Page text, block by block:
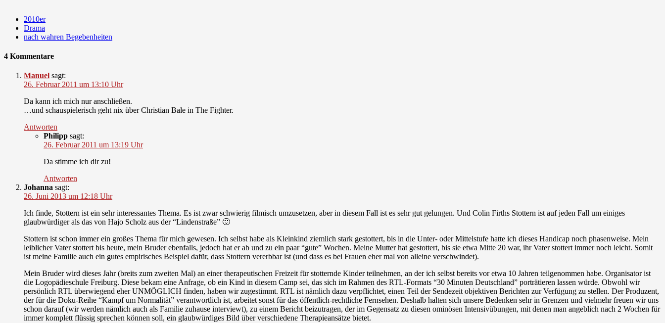
2010er
Drama
nach wahren Begebenheiten
4 Kommentare
Manuel sagt:
26. Februar 2011 um 13:10 Uhr
Da kann ich mich nur anschließen.
…und schauspielerisch geht nix über Christian Bale in The Fighter.
Antworten
Philipp sagt:
26. Februar 2011 um 13:19 Uhr
Da stimme ich dir zu!
Antworten
Johanna sagt:
26. Juni 2013 um 12:18 Uhr
Ich finde, Stottern ist ein sehr interessantes Thema. Es ist zwar schwierig filmisch umzusetzen, aber in diesem Fall ist es sehr gut gelungen. Und Colin Firths Stottern ist auf jeden Fall um einiges
glaubwürdiger als das von Hajo Scholz aus der “Lindenstraße” 🙂
Stottern ist schon immer ein großes Thema für mich gewesen. Ich selbst habe als Kleinkind ziemlich stark gestottert, bis in die Unter- oder Mittelstufe hatte ich dieses Handicap noch phasenweise. Mein
leiblicher Vater stottert bis heute, mein Bruder ebenfalls, jedoch hat er ab und zu ein paar “gute” Wochen. Meine Mutter hat gestottert, bis sie etwa Mitte 20 war, ihr Vater stottert immer noch leicht. Somit
ist meine Familie auch ein gutes empirisches Beispiel dafür, dass Stottern vererbbar ist (und dass es bei Frauen eher mal von alleine verschwindet).
Mein Bruder wird dieses Jahr (breits zum zweiten Mal) an einer therapeutischen Freizeit für stotternde Kinder teilnehmen, an der ich selbst bereits vor etwa 10 Jahren teilgenommen habe. Organisator ist
die Logopädieschule Freiburg. Diese bekam eine Anfrage, ob ein Kind in diesem Camp sei, das sich im Rahmen des RTL-Formats “30 Minuten Deutschland” porträtieren lassen würde. Obwohl wir
persönlich RTL überwiegend eher UNMÖGLICH finden, haben wir zugestimmt. RTL ist nämlich dazu verpflichtet, einen Teil der Sendezeit objektiven Berichten zur Verfügung zu stellen. Der Produzent,
der für die Doku-Reihe “Kampf um Normalität” verantwortlich ist, arbeitet sonst für das öffentlich-rechtliche Fernsehen. Deshalb halten sich unsere Bedenken sehr in Grenzen und vielmehr freuen wir uns
schon darauf (wir werden nämlich auch als Familie zuhause interviewt), zu einem Bericht beizutragen, der im Gegensatz zu diesen ominösen Intensivübungen, mit denen man angeblich nach 2 Wochen für
immer komplett flüssig sprechen können soll, ein glaubwürdiges Bild über verschiedene Therapieansätze bietet.